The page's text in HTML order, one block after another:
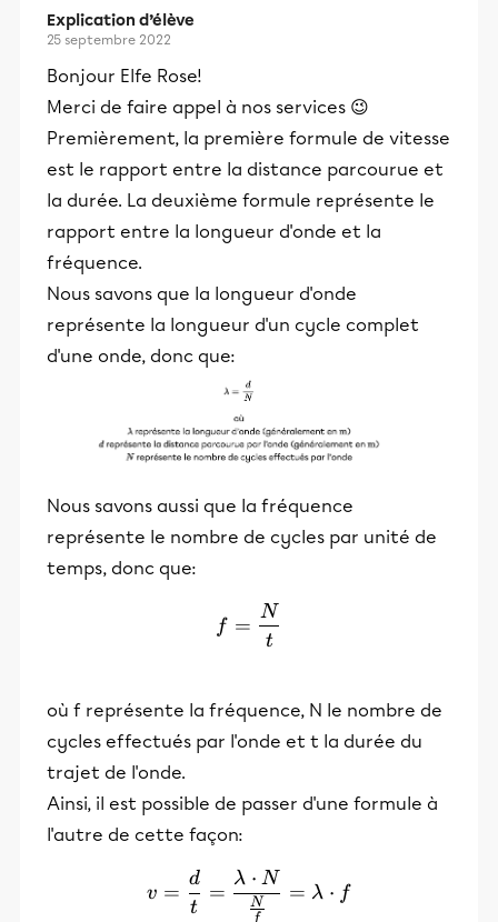
Explication d’élève
25 septembre 2022
Bonjour Elfe Rose!
Merci de faire appel à nos services 😉
Premièrement, la première formule de vitesse
est le rapport entre la distance parcourue et
la durée. La deuxième formule représente le
rapport entre la longueur d'onde et la
fréquence.
Nous savons que la longueur d'onde
représente la longueur d'un cycle complet
d'une onde, donc que:
Nous savons aussi que la fréquence
représente le nombre de cycles par unité de
temps, donc que:
f = \frac{N}{t}
f =
t
N
où f représente la fréquence, N le nombre de
cycles effectués par l'onde et t la durée du
trajet de l'onde.
Ainsi, il est possible de passer d'une formule à
l'autre de cette façon:
v = \frac{d}{t} =
v =
t
d
=
f
N
λ ⋅ N
= λ ⋅ f